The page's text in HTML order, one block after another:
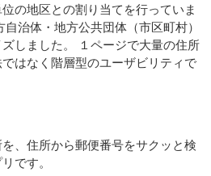
の地区との割り当てを行っていま
治体・地方公共団体（市区町村）
しました。 １ページで大量の住所
はなく階層型のユーザビリティで
、住所から郵便番号をサクッと検
です。